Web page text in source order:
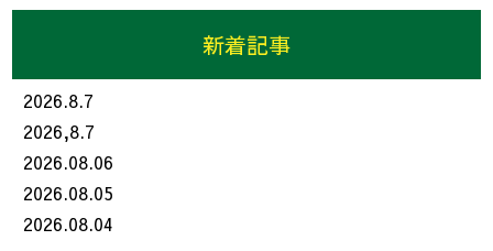
新着記事
2026.8.7
2026,8.7
2026.08.06
2026.08.05
2026.08.04